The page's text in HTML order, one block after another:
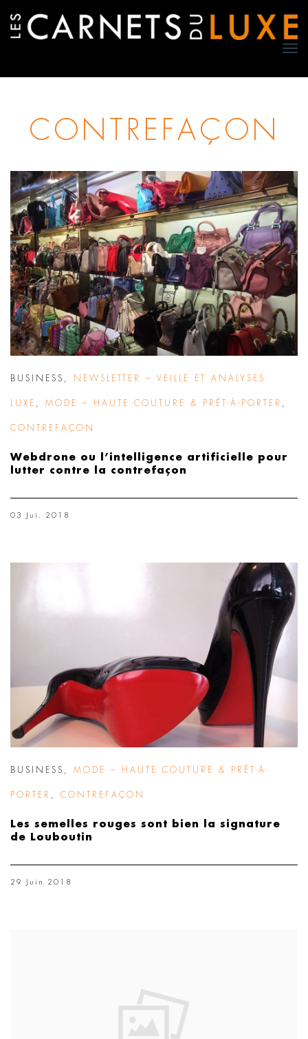
CONTREFAÇON
BUSINESS NEWSLETTER – VEILLE ET ANALYSES
LUXE MODE – HAUTE COUTURE & PRÊT-À-PORTER
CONTREFAÇON
Webdrone ou l’intelligence artificielle pour
lutter contre la contrefaçon
03 Jui. 2018
BUSINESS MODE – HAUTE COUTURE & PRÊT-À-
PORTER CONTREFAÇON
Les semelles rouges sont bien la signature
de Louboutin
29 Juin 2018